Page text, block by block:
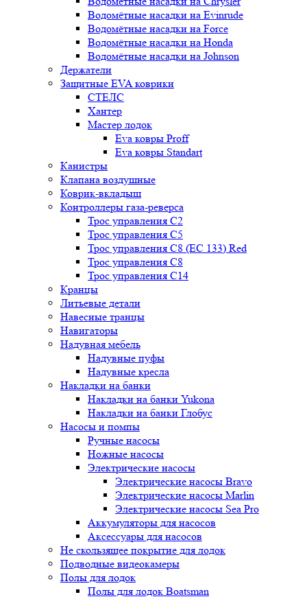
Водомётные насадки на Evinrude
Водомётные насадки на Force
Водомётные насадки на Honda
Водомётные насадки на Johnson
Держатели
Защитные EVA коврики
СТЕЛС
Хантер
Мастер лодок
Eva ковры Proff
Eva ковры Standart
Канистры
Клапана воздушные
Коврик-вкладыш
Контроллеры газа-реверса
Трос управления C2
Трос управления C5
Трос управления C8 (ЕС 133) Red
Трос управления C8
Трос управления C14
Кранцы
Литьевые детали
Навесные транцы
Навигаторы
Надувная мебель
Надувные пуфы
Надувные кресла
Накладки на банки
Накладки на банки Yukona
Накладки на банки Глобус
Насосы и помпы
Ручные насосы
Ножные насосы
Электрические насосы
Электрические насосы Bravo
Электрические насосы Marlin
Электрические насосы Sea Pro
Аккумуляторы для насосов
Аксессуары для насосов
Не скользящее покрытие для лодок
Подводные видеокамеры
Полы для лодок
Полы для лодок Boatsman